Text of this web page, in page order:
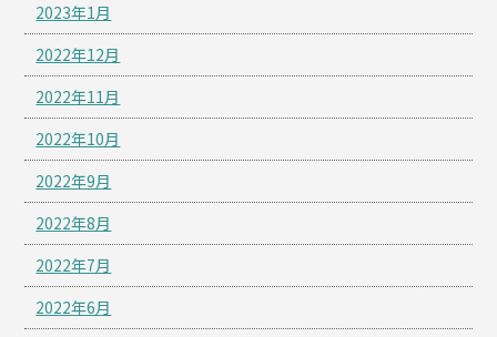
2023年1月
2022年12月
2022年11月
2022年10月
2022年9月
2022年8月
2022年7月
2022年6月